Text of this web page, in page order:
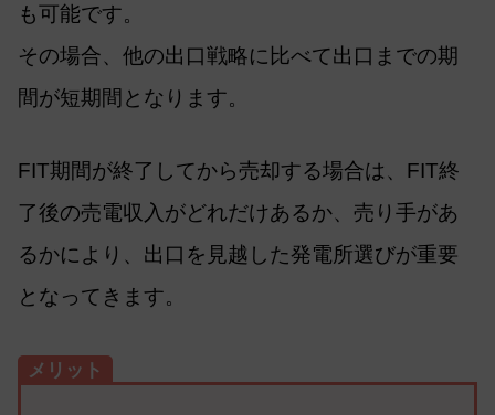
も可能です。
その場合、他の出口戦略に比べて出口までの期
間が短期間となります。
FIT期間が終了してから売却する場合は、FIT終
了後の売電収入がどれだけあるか、売り手があ
るかにより、出口を見越した発電所選びが重要
となってきます。
メリット